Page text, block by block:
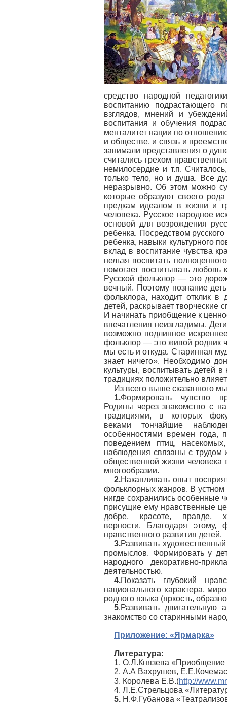
средство народной
воспитанию подрастающего
взглядов, мнений и
воспитания и обучения
менталитет нации по
и обществе, и связь и
занимали представления о
считались грехом
немилосердие и т.п.
только тело, но и душа. Все
неразрывно. Об этом можно
которые образуют своего
предкам идеалом в жизни и
человека. Русское народное
основой для возрождения
ребенка. Посредством
ребенка, навыки культурного
вклад в воспитание чувства
нельзя воспитать
помогает воспитывать любовь
Русской фольклор — это
вечный. Поэтому познание
фольклора, находит отклик в
детей, раскрывает творческие
И начинать приобщение к
впечатления неизгладимы.
возможно подлинное
фольклор — это живой родник
мы есть и откуда. Старинная
знает ничего». Необходимо
культуры, воспитывать детей
традициях положительно
Из всего выше сказанного
1.Формировать чувство
Родины через знакомство с
традициями, в которых
веками тончайшие
особенностями времен года,
поведением птиц,
наблюдения связаны с трудом
общественной жизни человека
многообразии.
2.Накапливать опыт
фольклорных жанров. В устном
нигде сохранились особенные
присущие ему нравственные
добре, красоте, правде,
верности. Благодаря этому,
нравственного развития детей.
3.Развивать
промыслов. Формировать у
народного декоративно-
деятельностью.
4.Показать глубокий
национального характера,
родного языка (яркость,
5.Развивать двигательную
знакомство со старинными
Приложение: «Ярмарка»
Литература:
1. О.Л.Князева «Приобщение
2. А.А Вахрушев,
3. Королева Е.В.(http://
4. Л.Е.Стрельцова
5. Н.Ф.Губанова